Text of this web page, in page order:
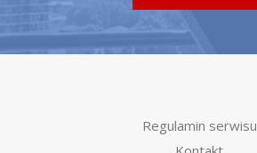
Regulamin serwisu